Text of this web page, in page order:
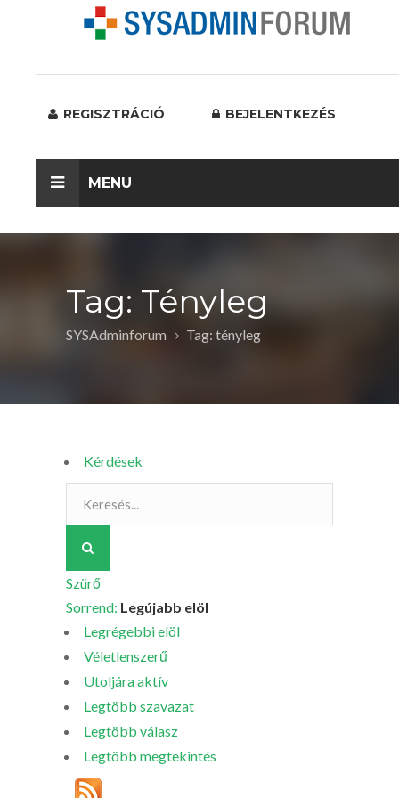
REGISZTRÁCIÓ BEJELENTKEZÉS
MENU
Tag: Tényleg
SYSAdminforum Tag: tényleg
Kérdések
Szürő
Sorrend: Legújabb elöl
Legrégebbi elöl
Véletlenszerű
Utoljára aktív
Legtöbb szavazat
Legtöbb válasz
Legtöbb megtekintés